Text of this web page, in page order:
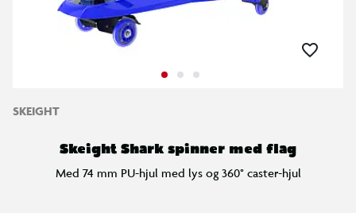
SKEIGHT
Skeight Shark spinner med flag
Med 74 mm PU-hjul med lys og 360° caster-hjul